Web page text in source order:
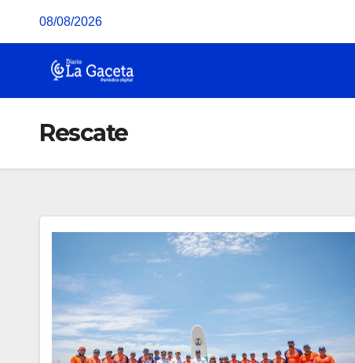
08/08/2026
Rescate